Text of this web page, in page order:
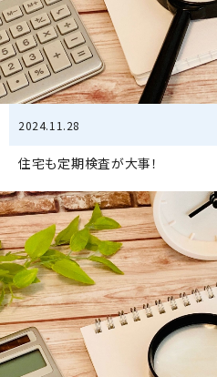
2024.11.28
住宅も定期検査が大事！